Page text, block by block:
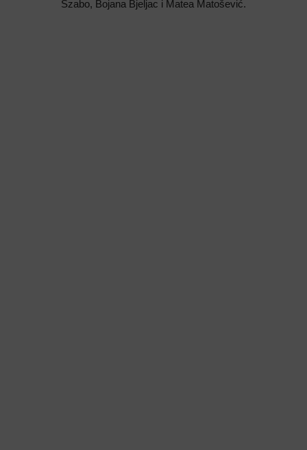
Szabo, Bojana Bjeljac i Matea Matošević.